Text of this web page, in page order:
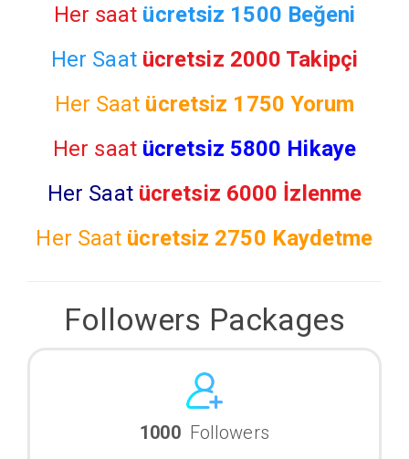
Her saat ücretsiz 1500 Beğeni
Her Saat ücretsiz 2000 Takipçi
Her Saat ücretsiz 1750 Yorum
Her saat ücretsiz 5800 Hikaye
Her Saat ücretsiz 6000 İzlenme
Her Saat ücretsiz 2750 Kaydetme
Followers Packages
1000 Followers